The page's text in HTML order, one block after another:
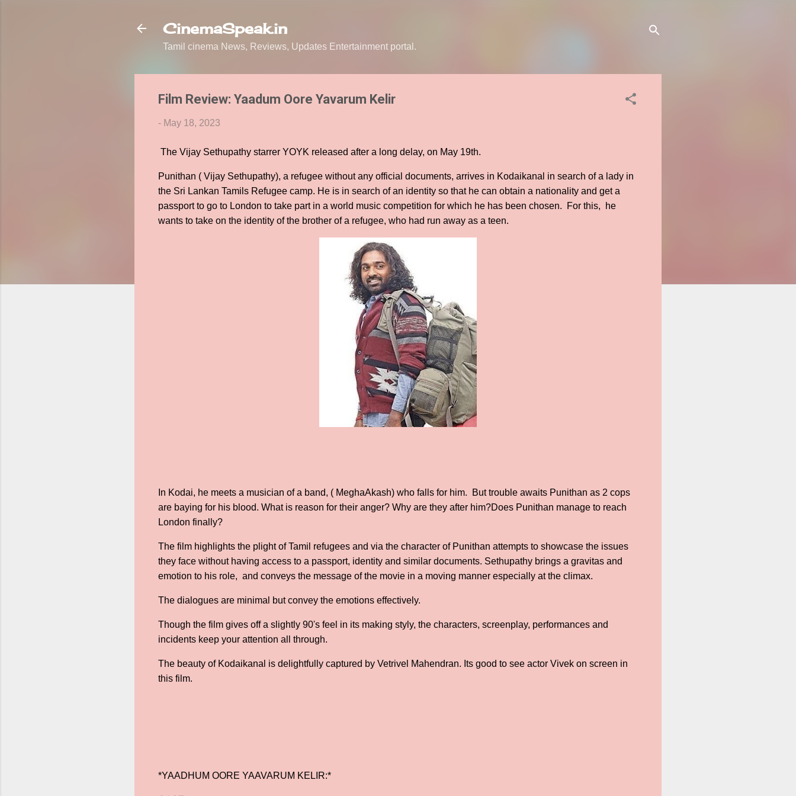
CinemaSpeak.in
Tamil cinema News, Reviews, Updates Entertainment portal.
Film Review: Yaadum Oore Yavarum Kelir
- May 18, 2023
The Vijay Sethupathy starrer YOYK released after a long delay, on May 19th.
Punithan ( Vijay Sethupathy), a refugee without any official documents, arrives in Kodaikanal in search of a lady in
the Sri Lankan Tamils Refugee camp. He is in search of an identity so that he can obtain a nationality and get a
passport to go to London to take part in a world music competition for which he has been chosen. For this, he
wants to take on the identity of the brother of a refugee, who had run away as a teen.
In Kodai, he meets a musician of a band, ( MeghaAkash) who falls for him. But trouble awaits Punithan as 2 cops
are baying for his blood. What is reason for their anger? Why are they after him?Does Punithan manage to reach
London finally?
The film highlights the plight of Tamil refugees and via the character of Punithan attempts to showcase the issues
they face without having access to a passport, identity and similar documents. Sethupathy brings a gravitas and
emotion to his role, and conveys the message of the movie in a moving manner especially at the climax.
The dialogues are minimal but convey the emotions effectively.
Though the film gives off a slightly 90's feel in its making styly, the characters, screenplay, performances and
incidents keep your attention all through.
The beauty of Kodaikanal is delightfully captured by Vetrivel Mahendran. Its good to see actor Vivek on screen in
this film.
*YAADHUM OORE YAAVARUM KELIR:*